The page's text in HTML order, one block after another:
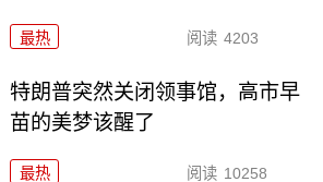
最热 阅读 4203
特朗普突然关闭领事馆，高市早
苗的美梦该醒了
最热 阅读 10258